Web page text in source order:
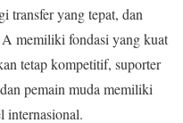
transfer yang tepat, dan
memiliki fondasi yang kuat
tetap kompetitif, suporter
pemain muda memiliki
internasional.